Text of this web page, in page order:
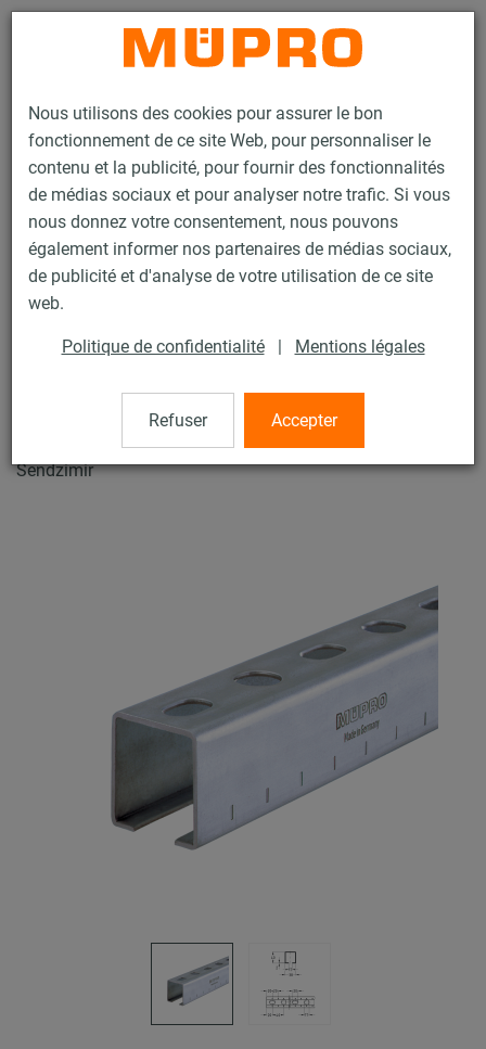
Nous utilisons des cookies pour assurer le bon
fonctionnement de ce site Web, pour personnaliser le
contenu et la publicité, pour fournir des fonctionnalités
de médias sociaux et pour analyser notre trafic. Si vous
nous donnez votre consentement, nous pouvons
également informer nos partenaires de médias sociaux,
de publicité et d'analyse de votre utilisation de ce site
web.
Politique de confidentialité | Mentions légales
Refuser Accepter
Contact
Produits Technique de fixation
Rails d'installation
Rail d’installation MPC
Rail d’installation MPC
Rail d'installation MPC 38/40, Longueur 400 mm, galv.
Sendzimir